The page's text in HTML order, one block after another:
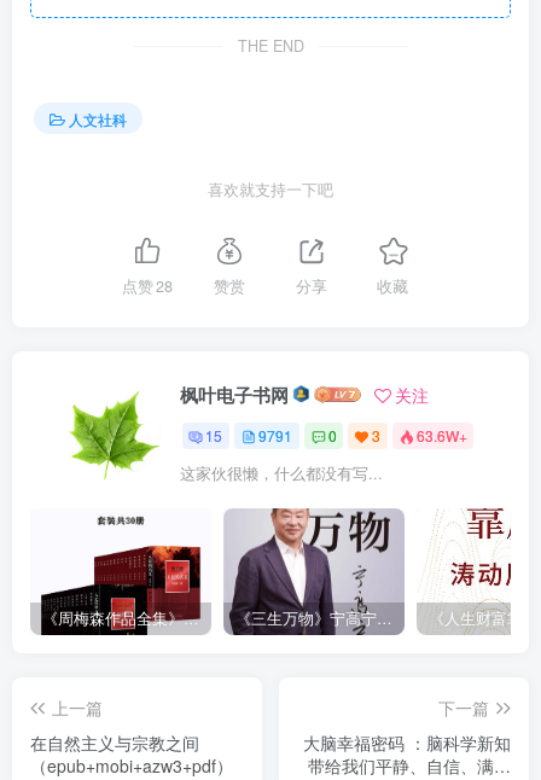
THE END
人文社科
喜欢就支持一下吧
点赞28 赞赏 分享 收藏
枫叶电子书网 关注
15 9791 0 3 63.6W+
这家伙很懒，什么都没有写...
《周梅森作品全集》[共30册] 《三生万物》宁高宁（epub+mobi+azw3+pdf）
上一篇
在自然主义与宗教之间
（epub+mobi+azw3+pdf）
下一篇
大脑幸福密码 ：脑科学新知
带给我们平静、自信、满足